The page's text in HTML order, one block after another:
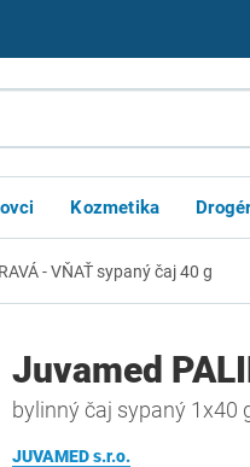
Kozmetika
- VŇAŤ sypaný čaj 40 g
Juvamed
bylinný čaj sypaný 1x40
JUVAMED s.r.o.